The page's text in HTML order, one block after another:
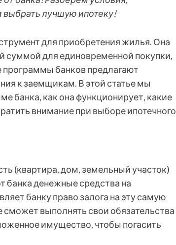
лучшую ипотеку!
для приобретения жилья. Она
суммой для единовременной покупки,
банков предлагают
к заемщикам. В этой статье мы
банка, как она функционирует, какие
внимание при выборе ипотечного
(квартира, дом, земельный участок)
банка денежные средства на
банку право залога на эту самую
выполнять свои обязательства
имущество, чтобы погасить